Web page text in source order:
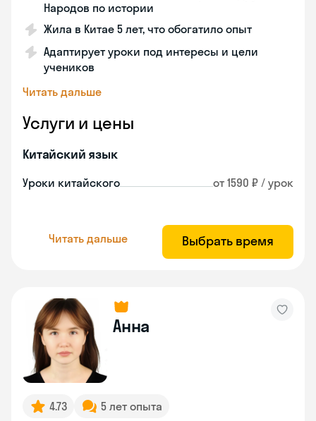
Народов по истории
Жила в Китае 5 лет, что обогатило опыт
Адаптирует уроки под интересы и цели
учеников
Читать дальше
Услуги и цены
Китайский язык
Уроки китайского от 1590 ₽ / урок
Читать дальше Выбрать время
Анна
4.73 5 лет опыта